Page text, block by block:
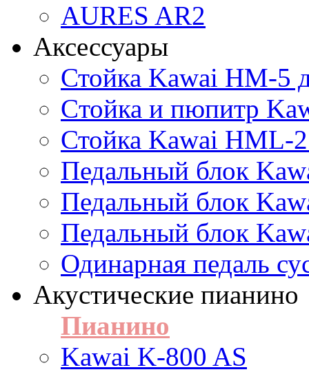
AURES AR2
Аксессуары
Стойка Kawai HM-5
Cтойка и пюпитр
Стойка Kawai HML-
Педальный блок
Педальный блок
Педальный блок
Одинарная педаль
Акустические пианино
Пианино
Kawai K-800 AS